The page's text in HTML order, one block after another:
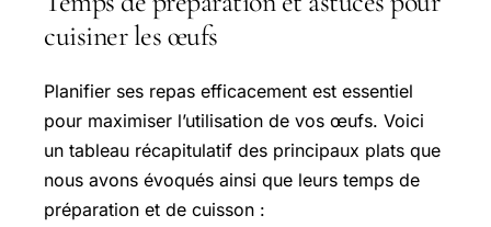
cuisiner les œufs
Planifier ses repas efficacement est essentiel
pour maximiser l’utilisation de vos œufs. Voici
un tableau récapitulatif des principaux plats que
nous avons évoqués ainsi que leurs temps de
préparation et de cuisson :